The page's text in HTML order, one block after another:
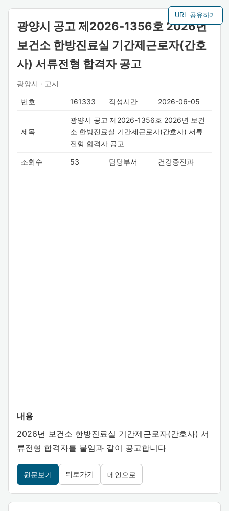
URL 공유하기
광양시 공고 제2026-1356호 2026년
보건소 한방진료실 기간제근로자(간호
사) 서류전형 합격자 공고
광양시 · 고시
번호 161333 작성시간 2026-06-05
제목
광양시 공고 제2026-1356호 2026년 보건
소 한방진료실 기간제근로자(간호사) 서류
전형 합격자 공고
조회수 53 담당부서 건강증진과
내용
2026년 보건소 한방진료실 기간제근로자(간호사) 서
류전형 합격자를 붙임과 같이 공고합니다
원문보기 뒤로가기 메인으로